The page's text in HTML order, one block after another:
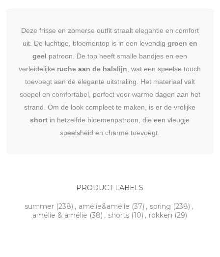
Deze frisse en zomerse outfit straalt elegantie en comfort
uit. De luchtige, bloementop is in een levendig groen en
geel patroon. De top heeft smalle bandjes en een
verleidelijke ruche aan de halslijn , wat een speelse touch
toevoegt aan de elegante uitstraling. Het materiaal valt
soepel en comfortabel, perfect voor warme dagen aan het
strand. Om de look compleet te maken, is er de vrolijke
short in hetzelfde bloemenpatroon, die een vleugje
speelsheid en charme toevoegt.
PRODUCT LABELS
summer (238) , amélie&amélie (37) , spring (238) ,
amélie & amélie (38) , shorts (10) , rokken (29)